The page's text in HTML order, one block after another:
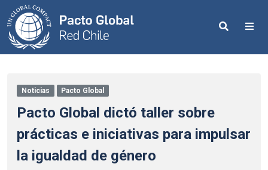
Search
Noticias Pacto Global
Pacto Global dictó taller sobre
prácticas e iniciativas para impulsar
la igualdad de género